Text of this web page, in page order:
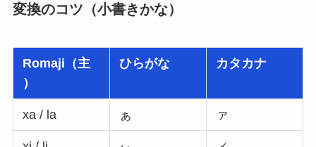
変換のコツ（小書きかな）
Romaji（主
）
ひらがな カタカナ
xa / la ぁ ァ